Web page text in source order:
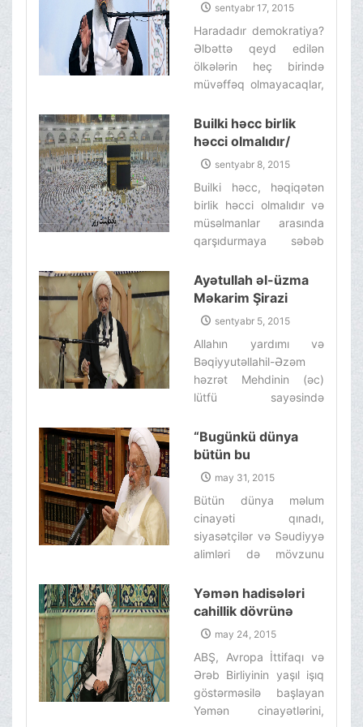
təsirlərini görmüşəm.‌
sentyabr 17, 2015
Haradadır demokratiya?
Əlbəttə qeyd edilən
ölkələrin heç birində
müvəffəq olmayacaqlar,
addımları, qərblilərin
demokratiya şüarlarında
nə qədər yalançı
olduqlarını göstərir.‌
Builki həcc birlik
həcci olmalıdır/
Müsəlmanlar
artıq müttəfiq
olmalıdırlar
sentyabr 8, 2015
Builki həcc, həqiqətən
birlik həcci olmalıdır və
müsəlmanlar arasında
qarşıdurmaya səbəb
çəkinilməlidir. Ona görə
ki, ekstremist vəhhabilər
bütün müsəlmanlara
qarşı çıxıblar.‌ ‌
Ayətullah əl-üzma
Məkarim Şirazi
cənabları tərəfindən
mühazirələrinə
(“Müzaribə” babı)
start verilir.
sentyabr 5, 2015
Allahın yardımı və
Bəqiyyutəllahil-Əzəm
həzrət Mehdinin (əc)
lütfü sayəsində
Məkarim Şirazi
cənablarının fiqhin ali
mühazirələri sentyabr
ayının 6-dan, bazar
günündən etibarən,
Allahın izni ilə başlanır.‌ ‌
“Bugünkü dünya
bütün bu
cinayətlərlə bəşər
dövrüdür.”
may 31, 2015
Bütün dünya məlum
cinayəti qınadı,
siyasətçilər və Səudiyyə
alimləri də mövzunu
Amma bəşərin nə qədər
xəbərsiz və sadə
olduğunu güman
edirlər?!‌ ‌
Yəmən hadisələri
cahillik dövrünə
dönüşdür. Qərbin
“insan hüquqları”
şüarına aldanmayaq!
may 24, 2015
ABŞ, Avropa İttifaqı və
Ərəb Birliyinin yaşıl işıq
göstərməsilə başlayan
Yəmən cinayətlərini,